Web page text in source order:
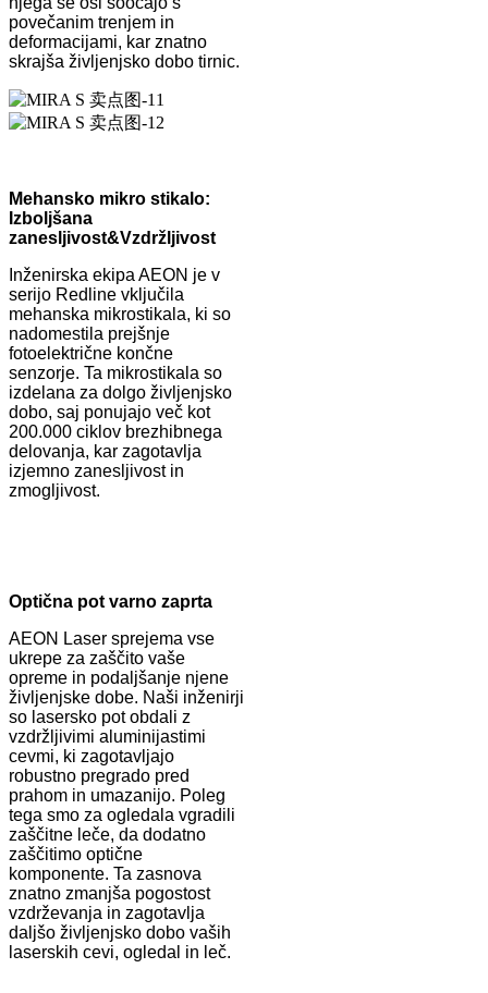
povečanim trenjem in
deformacijami, kar znatno
skrajša življenjsko dobo tirnic.
Mehansko mikro stikalo:
Izboljšana
zanesljivost&Vzdržljivost
Inženirska ekipa AEON je v
serijo Redline vključila
mehanska mikrostikala, ki so
nadomestila prejšnje
fotoelektrične končne
senzorje. Ta mikrostikala so
izdelana za dolgo življenjsko
dobo, saj ponujajo več kot
200.000 ciklov brezhibnega
delovanja, kar zagotavlja
izjemno zanesljivost in
zmogljivost.
Optična pot varno zaprta
AEON Laser sprejema vse
ukrepe za zaščito vaše
opreme in podaljšanje njene
življenjske dobe. Naši inženirji
so lasersko pot obdali z
vzdržljivimi aluminijastimi
cevmi, ki zagotavljajo
robustno pregrado pred
prahom in umazanijo. Poleg
tega smo za ogledala vgradili
zaščitne leče, da dodatno
zaščitimo optične
komponente. Ta zasnova
znatno zmanjša pogostost
vzdrževanja in zagotavlja
daljšo življenjsko dobo vaših
laserskih cevi, ogledal in leč.